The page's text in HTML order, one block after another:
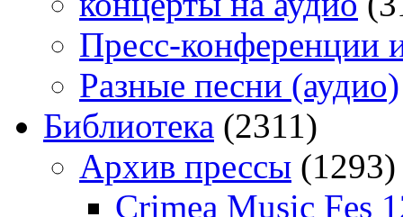
Пресс-конференции
Разные песни (аудио)
Библиотека (2311)
Архив прессы (1293)
Crimea Music Fes